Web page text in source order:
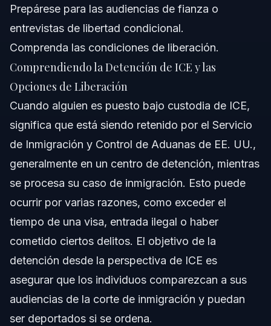
Prepárese para las audiencias de fianza o
entrevistas de libertad condicional.
Comprenda las condiciones de liberación.
Comprendiendo la Detención de ICE y las
Opciones de Liberación
Cuando alguien es puesto bajo custodia de ICE,
significa que está siendo retenido por el Servicio
de Inmigración y Control de Aduanas de EE. UU.,
generalmente en un centro de detención, mientras
se procesa su caso de inmigración. Esto puede
ocurrir por varias razones, como exceder el
tiempo de una visa, entrada ilegal o haber
cometido ciertos delitos. El objetivo de la
detención desde la perspectiva de ICE es
asegurar que los individuos comparezcan a sus
audiencias de la corte de inmigración y puedan
ser deportados si se ordena.